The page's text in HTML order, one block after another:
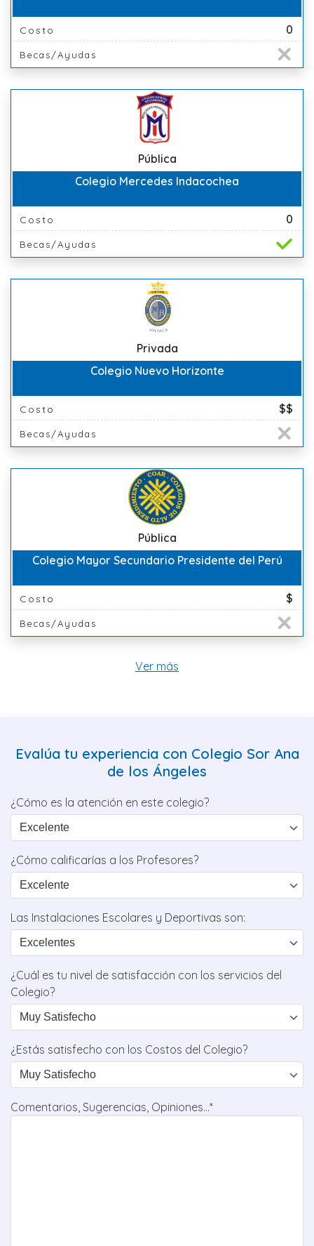
Costo 0
Becas/Ayudas
Pública
Colegio Mercedes Indacochea
Costo 0
Becas/Ayudas
Privada
Colegio Nuevo Horizonte
Costo $$
Becas/Ayudas
Pública
Colegio Mayor Secundario Presidente del Perú
Costo $
Becas/Ayudas
Ver más
Evalúa tu experiencia con Colegio Sor Ana
de los Ángeles
¿Cómo es la atención en este colegio?
¿Cómo calificarías a los Profesores?
Las Instalaciones Escolares y Deportivas son:
¿Cuál es tu nivel de satisfacción con los servicios del
Colegio?
¿Estás satisfecho con los Costos del Colegio?
Comentarios, Sugerencias, Opiniones...*